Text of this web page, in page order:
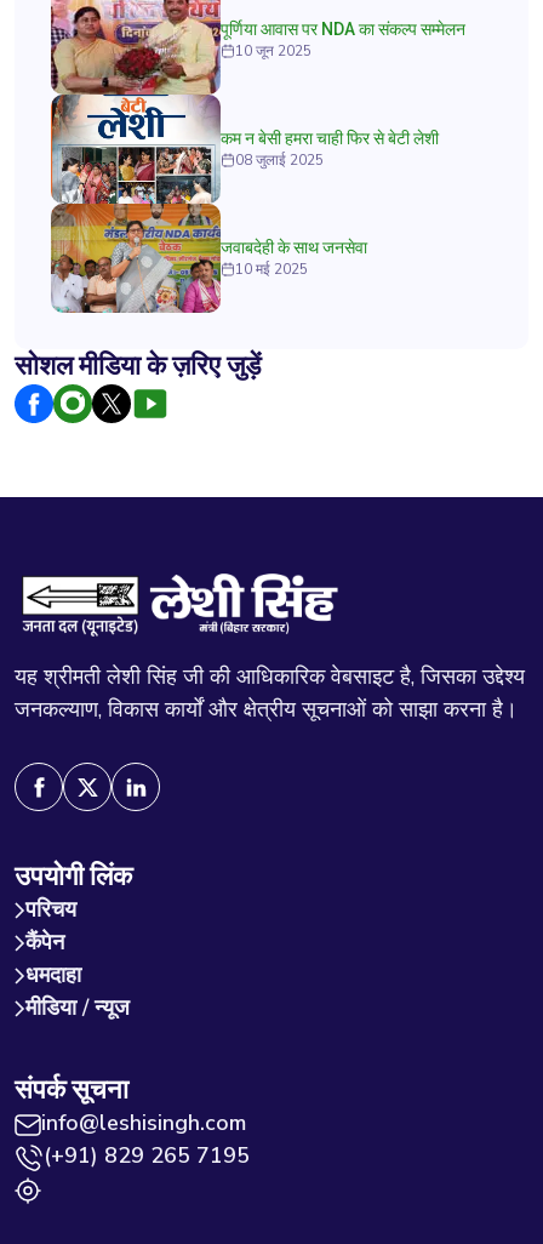
पूर्णिया आवास पर NDA का संकल्प सम्मेलन
10 जून 2025
कम न बेसी हमरा चाही फिर से बेटी लेशी
08 जुलाई 2025
जवाबदेही के साथ जनसेवा
10 मई 2025
सोशल मीडिया के ज़रिए जुड़ें
यह श्रीमती लेशी सिंह जी की आधिकारिक वेबसाइट है, जिसका उद्देश्य
जनकल्याण, विकास कार्यों और क्षेत्रीय सूचनाओं को साझा करना है।
उपयोगी लिंक
परिचय
कैंपेन
धमदाहा
मीडिया / न्यूज
संपर्क सूचना
info@leshisingh.com
(+91) 829 265 7195